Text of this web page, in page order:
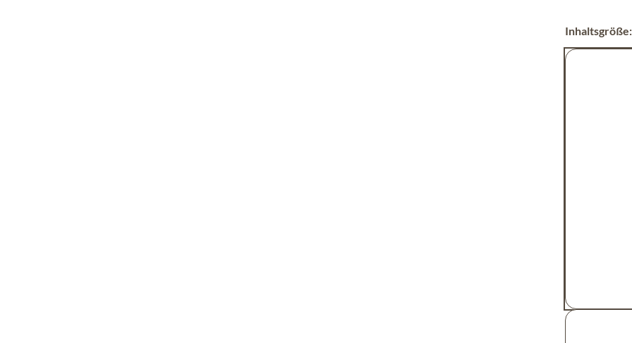
Inhaltsgröße: